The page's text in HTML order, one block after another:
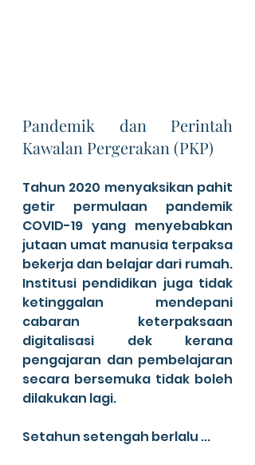
Pandemik dan Perintah
Kawalan Pergerakan (PKP)
Tahun 2020 menyaksikan pahit
getir permulaan pandemik
COVID-19 yang menyebabkan
jutaan umat manusia terpaksa
bekerja dan belajar dari rumah.
Institusi pendidikan juga tidak
ketinggalan mendepani
cabaran keterpaksaan
digitalisasi dek kerana
pengajaran dan pembelajaran
secara bersemuka tidak boleh
dilakukan lagi.
Setahun setengah berlalu ...